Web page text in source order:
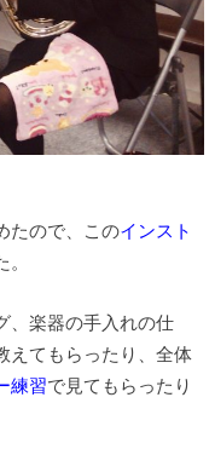
たので、このインスト
、楽器の手入れの仕
えてもらったり、全体
練習で見てもらったり